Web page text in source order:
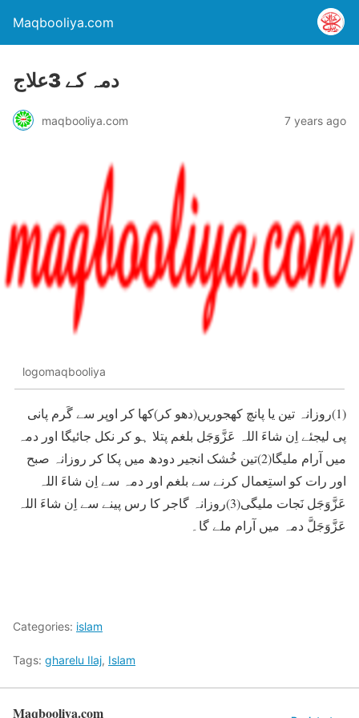
Maqbooliya.com
دمہ کے 3علاج
maqbooliya.com 7 years ago
logomaqbooliya
(1)روزانہ تین یا پانچ کھجوریں(دھو کر)کھا کر اوپر سے گَرم پانی
پی لیجئے اِن شاءَ اللہ عَزَّوَجَل بلغم پتلا ہو کر نکل جائیگا اور دمہ
میں آرام ملیگا(2)تین خُشک انجیر دودھ میں پکا کر روزانہ صبح
اور رات کو استِعمال کرنے سے بلغم اور دمہ سے اِن شاءَ اللہ
عَزَّوَجَل نَجات ملیگی(3)روزانہ گاجر کا رس پینے سے اِن شاءَ اللہ
عَزَّوَجَلَّ دمہ میں آرام ملے گا۔
Categories: islam
Tags: gharelu Ilaj, Islam
Maqbooliya.com